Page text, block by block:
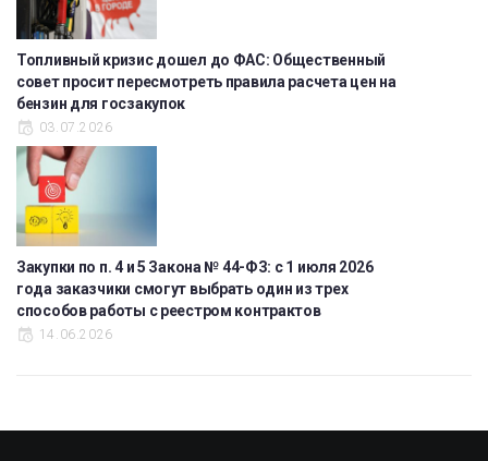
Топливный кризис дошел до ФАС: Общественный
совет просит пересмотреть правила расчета цен на
бензин для госзакупок
03.07.2026
Закупки по п. 4 и 5 Закона № 44-ФЗ: с 1 июля 2026
года заказчики смогут выбрать один из трех
способов работы с реестром контрактов
14.06.2026